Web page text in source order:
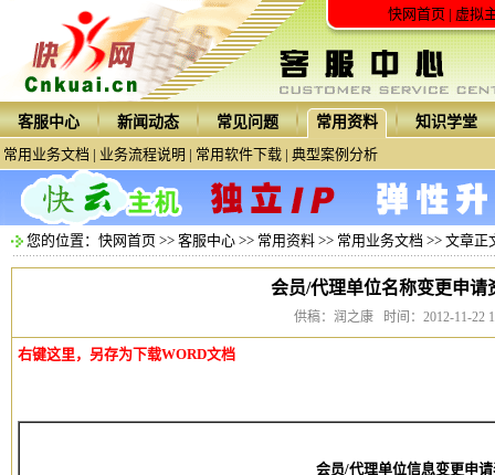
快网首页| 虚拟
客服中心 新闻动态 常见问题 常用资料
知识学堂
常用业务文档 | 业务流程说明 | 常用软件下载 | 典型案例分析
您的位置： 快网首页 >> 客服中心 >> 常用资料 >> 常用业务文档 >> 文章正
会员/代理单位名称变更申请
供稿：润之康 时间：2012-11-22
右键这里，另存为下载WORD文档
会员/代理单位信息变更申请